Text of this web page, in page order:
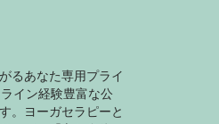
るあなた専用プライ
イン経験豊富な公
。ヨーガセラピーと